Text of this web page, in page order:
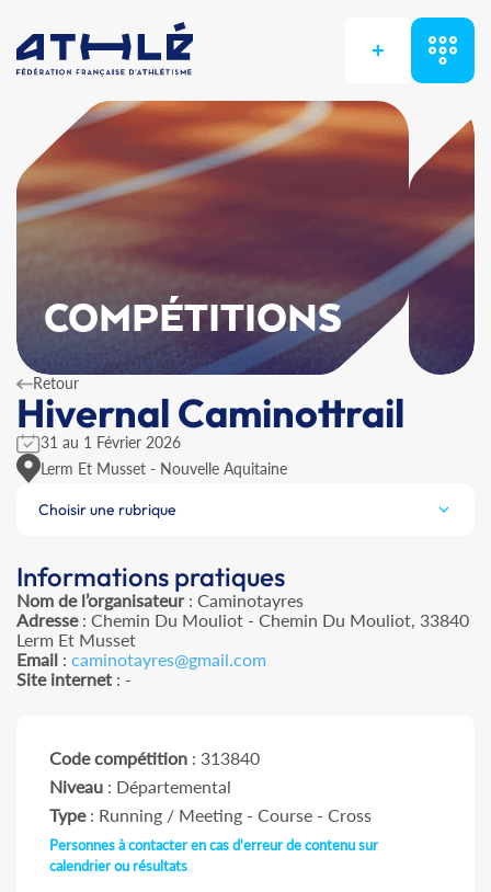
+
COMPÉTITIONS
Retour
Hivernal Caminottrail
31 au 1 Février 2026
Lerm Et Musset - Nouvelle Aquitaine
Choisir une rubrique
Informations pratiques
Nom de l’organisateur: Caminotayres
Adresse: Chemin Du Mouliot - Chemin Du Mouliot, 33840
Lerm Et Musset
Email : caminotayres@gmail.com
Site internet : -
Code compétition : 313840
Niveau : Départemental
Type: Running / Meeting - Course - Cross
Personnes à contacter en cas d'erreur de contenu sur
calendrier ou résultats